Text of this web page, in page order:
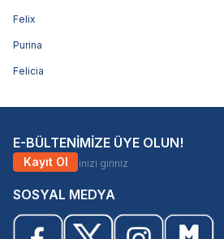
Felix
Purina
Felicia
E-BÜLTENİMİZE ÜYE OLUN!
Kayıt Ol
SOSYAL MEDYA